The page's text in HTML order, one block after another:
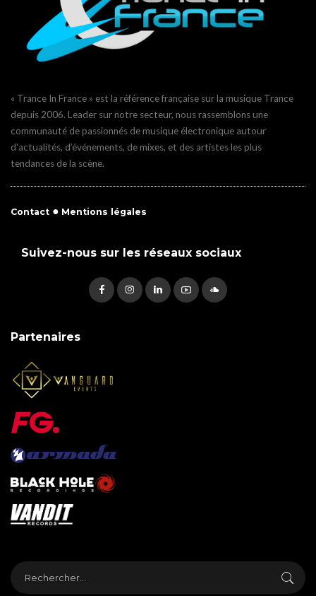
« Trance In France » est la référence française sur la musique Trance
depuis 2006. Leader sur notre secteur, nous rassemblons une
communauté de passionnés de musique électronique autour
d'actualités, d’événements, de mixes, et des artistes les plus
tendances de la scène.
Contact ● Mentions légales
Suivez-nous sur les réseaux sociaux
Partenaires